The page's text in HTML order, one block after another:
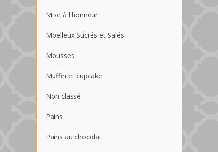
Mise à l'honneur
Moelleux Sucrés et Salés
Mousses
Muffin et cupcake
Non classé
Pains
Pains au chocolat